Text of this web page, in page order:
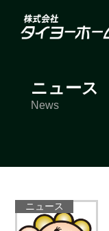
ニュース
News
ニュース